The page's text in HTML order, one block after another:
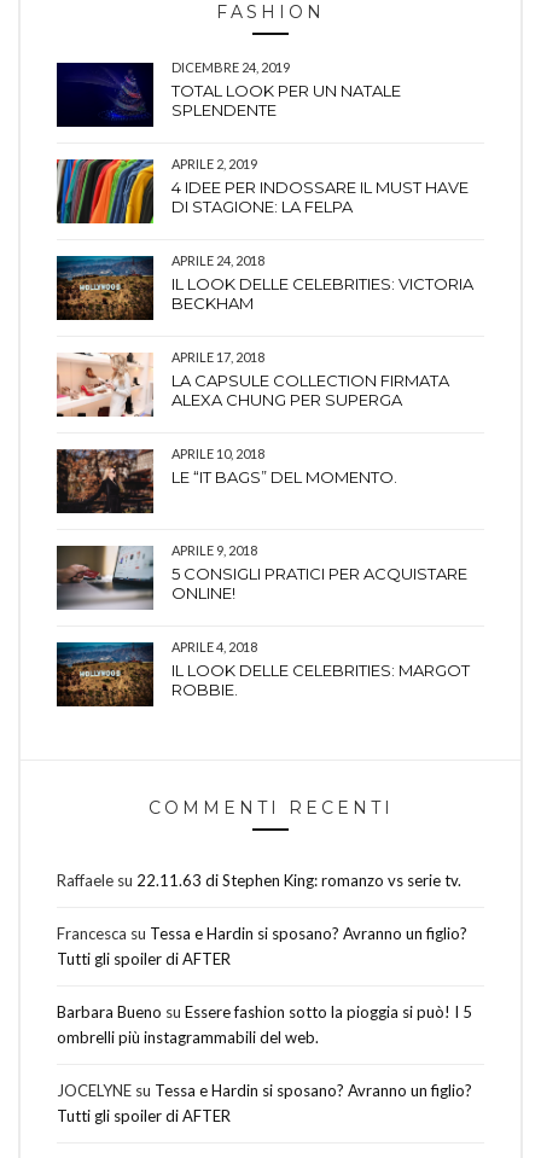
FASHION
DICEMBRE 24, 2019
TOTAL LOOK PER UN NATALE
SPLENDENTE
APRILE 2, 2019
4 IDEE PER INDOSSARE IL MUST HAVE
DI STAGIONE: LA FELPA
APRILE 24, 2018
IL LOOK DELLE CELEBRITIES: VICTORIA
BECKHAM
APRILE 17, 2018
LA CAPSULE COLLECTION FIRMATA
ALEXA CHUNG PER SUPERGA
APRILE 10, 2018
LE “IT BAGS” DEL MOMENTO.
APRILE 9, 2018
5 CONSIGLI PRATICI PER ACQUISTARE
ONLINE!
APRILE 4, 2018
IL LOOK DELLE CELEBRITIES: MARGOT
ROBBIE.
COMMENTI RECENTI
Raffaele su 22.11.63 di Stephen King: romanzo vs serie tv.
Francesca su Tessa e Hardin si sposano? Avranno un figlio?
Tutti gli spoiler di AFTER
Barbara Bueno su Essere fashion sotto la pioggia si può! I 5
ombrelli più instagrammabili del web.
JOCELYNE su Tessa e Hardin si sposano? Avranno un figlio?
Tutti gli spoiler di AFTER